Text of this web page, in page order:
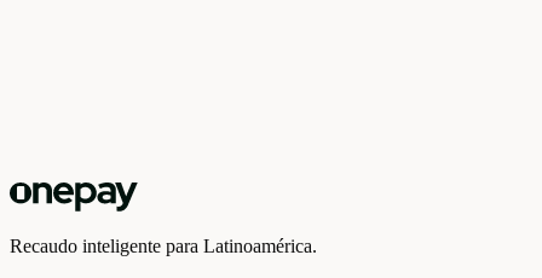
Recaudo inteligente para Latinoamérica.